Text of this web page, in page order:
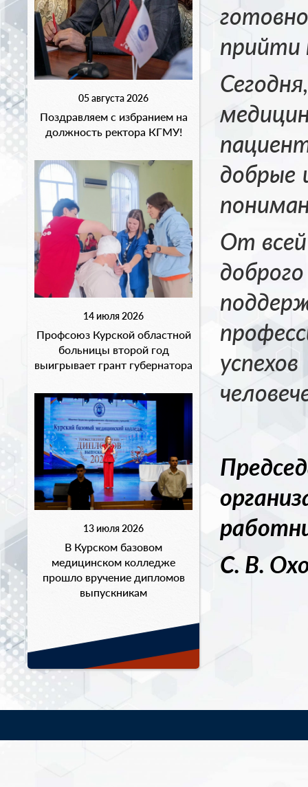
05 августа 2026
Поздравляем с избранием на
должность ректора КГМУ!
14 июля 2026
Профсоюз Курской областной
больницы второй год
выигрывает грант губернатора
13 июля 2026
В Курском базовом
медицинском колледже
прошло вручение дипломов
выпускникам
прийти
добрые
От
С. В.